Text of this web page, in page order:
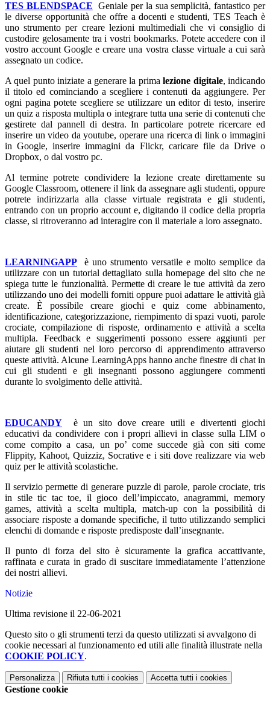
TES BLENDSPACE
Geniale per la sua semplicità, fantastico per
le diverse opportunità che offre a docenti e studenti, TES Teach è
uno strumento per creare lezioni multimediali che vi consiglio di
custodire gelosamente tra i vostri bookmarks. Potete accedere con il
vostro account Google e creare una vostra classe virtuale a cui sarà
assegnato un codice.
A quel punto iniziate a generare la primalezione digitale, indicando
il titolo ed cominciando a scegliere i contenuti da aggiungere. Per
ogni pagina potete scegliere se utilizzare un editor di testo, inserire
un quiz a risposta multipla o integrare tutta una serie di contenuti che
gestirete dal pannell di destra. In particolare potrete ricercare ed
inserire un video da youtube, operare una ricerca di link o immagini
in Google, inserire immagini da Flickr, caricare file da Drive o
Dropbox, o dal vostro pc.
Al termine potrete condividere la lezione create direttamente su
Google Classroom, ottenere il link da assegnare agli studenti, oppure
potrete indirizzarla alla classe virtuale registrata e gli studenti,
entrando con un proprio account e, digitando il codice della propria
classe, si ritroveranno ad interagire con il materiale a loro assegnato.
LEARNINGAPP è uno strumento versatile e molto semplice da
utilizzare con un tutorial dettagliato sulla homepage del sito che ne
spiega tutte le funzionalità. Permette di creare le tue attività da zero
utilizzando uno dei modelli forniti oppure puoi adattare le attività già
create. È possibile creare giochi e quiz come abbinamento,
identificazione, categorizzazione, riempimento di spazi vuoti, parole
crociate, compilazione di risposte, ordinamento e attività a scelta
multipla. Feedback e suggerimenti possono essere aggiunti per
aiutare gli studenti nel loro percorso di apprendimento attraverso
queste attività. Alcune LearningApps hanno anche finestre di chat in
cui gli studenti e gli insegnanti possono aggiungere commenti
durante lo svolgimento delle attività.
EDUCANDY è un sito dove creare utili e divertenti giochi
educativi da condividere con i propri allievi in classe sulla LIM o
come compito a casa, un po’ come succede già con siti come
Flippity, Kahoot, Quizziz, Socrative e i siti dove realizzare via web
quiz per le attività scolastiche.
Il servizio permette di generare puzzle di parole, parole crociate, tris
in stile tic tac toe, il gioco dell’impiccato, anagrammi, memory
games, attività a scelta multipla, match-up con la possibilità di
associare risposte a domande specifiche, il tutto utilizzando semplici
elenchi di domande e risposte predisposte dall’insegnante.
Il punto di forza del sito è sicuramente la grafica accattivante,
raffinata e curata in grado di suscitare immediatamente l’attenzione
dei nostri allievi.
Notizie
Ultima revisione il 22-06-2021
Questo sito o gli strumenti terzi da questo utilizzati si avvalgono di
cookie necessari al funzionamento ed utili alle finalità illustrate nella
COOKIE POLICY.
Personalizza Rifiuta tutti i cookies Accetta tutti i cookies
Gestione cookie